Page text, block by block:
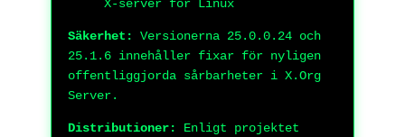
X-server för Linux
Säkerhet:
Versionerna 25.0.0.24 och
25.1.6 innehåller fixar för nyligen
offentliggjorda sårbarheter i X.Org
Server.
Distributioner:
Enligt projektet